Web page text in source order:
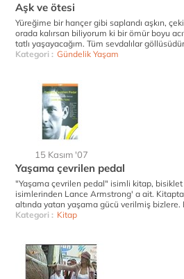
Aşk ve ötesi
Yüreğime bir hançer gibi saplandı aşkın,
orada kalırsan biliyorum ki bir ömür boyu
tatlı yaşayacağım. Tüm sevdalılar
Kategori : Gündelik Yaşam
15 Kasım '07
Yaşama çevrilen pedal
"Yaşama çevrilen pedal" isimli kitap, bisiklet
isimlerinden Lance Armstrong' a ait.
altında yatan yaşama gücü verilmiş bizlere.
Kategori : Kitap